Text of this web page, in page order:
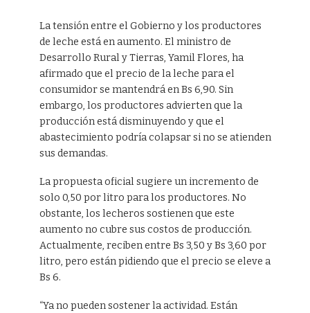
La tensión entre el Gobierno y los productores
de leche está en aumento. El ministro de
Desarrollo Rural y Tierras, Yamil Flores, ha
afirmado que el precio de la leche para el
consumidor se mantendrá en Bs 6,90. Sin
embargo, los productores advierten que la
producción está disminuyendo y que el
abastecimiento podría colapsar si no se atienden
sus demandas.
La propuesta oficial sugiere un incremento de
solo 0,50 por litro para los productores. No
obstante, los lecheros sostienen que este
aumento no cubre sus costos de producción.
Actualmente, reciben entre Bs 3,50 y Bs 3,60 por
litro, pero están pidiendo que el precio se eleve a
Bs 6.
“Ya no pueden sostener la actividad. Están